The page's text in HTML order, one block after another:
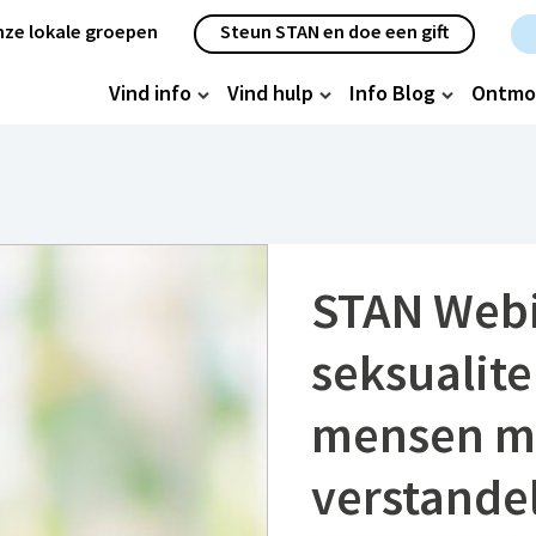
lokale groepen Steun STAN en doe een gift
Vind info Vind hulp Info Blog
STAN
mensen